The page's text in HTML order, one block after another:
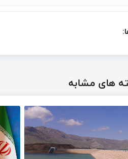
های مشابه